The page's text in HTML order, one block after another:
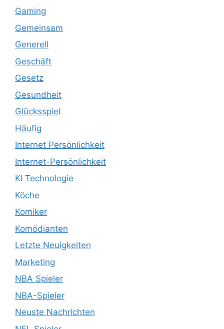
Gaming
Gemeinsam
Generell
Geschäft
Gesetz
Gesundheit
Glücksspiel
Häufig
Internet Persönlichkeit
Internet-Persönlichkeit
KI Technologie
Köche
Komiker
Komödianten
Letzte Neuigkeiten
Marketing
NBA Spieler
NBA-Spieler
Neuste Nachrichten